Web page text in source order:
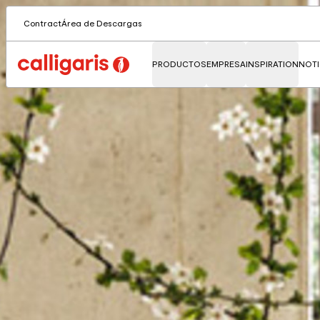
ContractÁrea de Descargas
PRODUCTOSEMPRESAINSPIRATION